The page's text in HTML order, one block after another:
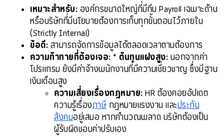
เหมาะสำหรับ: องค์กรขนาดใหญ่ที่มีทีม Payroll เฉพาะด้าน
หรือบริษัทที่มีนโยบายต้องการเก็บทุกขั้นตอนไว้ภายใน
(Strictly Internal)
ข้อดี: สามารถจัดการข้อมูลได้ตลอดเวลาตามต้องการ
ความท้าทายที่ต้องเจอ: * ต้นทุนแฝงสูง: นอกจากค่า
โปรแกรม ยังมีค่าจ้างพนักงานที่มีความเชี่ยวชาญ ซึ่งมีฐาน
เงินเดือนสูง
ความเสี่ยงเรื่องกฎหมาย: HR ต้องคอยอัปเดต
ความรู้เรื่องภาษี กฎหมายแรงงาน และประกัน
สังคมอยู่เสมอ หากคำนวณพลาด บริษัทต้องเป็น
ผู้รับผิดชอบค่าปรับเอง